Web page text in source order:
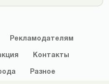
Рекламодателям
Контакты
Разное